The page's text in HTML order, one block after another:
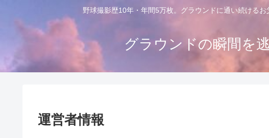
野球撮影歴10年・年間5万枚。グラウンドに通い続ける
グラウンドの瞬間を
運営者情報